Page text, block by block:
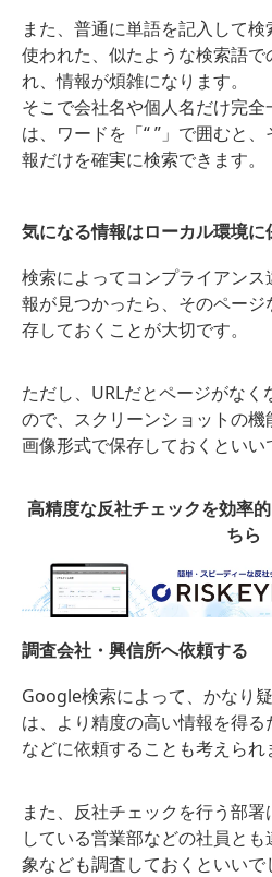
また、普通に単語を記入して
使われた、似たような検索語で
れ、情報が煩雑になります。
そこで会社名や個人名だけ完
は、ワードを「“ ”」で囲むと
報だけを確実に検索できます。
気になる情報はローカル環境に
検索によってコンプライアン
報が見つかったら、そのペー
存しておくことが大切です。
ただし、URLだとページがなく
ので、スクリーンショットの
画像形式で保存しておくといい
高精度な反社チェックを効率
ちら
調査会社・興信所へ依頼する
Google検索によって、かなり
は、より精度の高い情報を得
などに依頼することも考えられ
また、反社チェックを行う部
している営業部などの社員と
象なども調査しておくといいで